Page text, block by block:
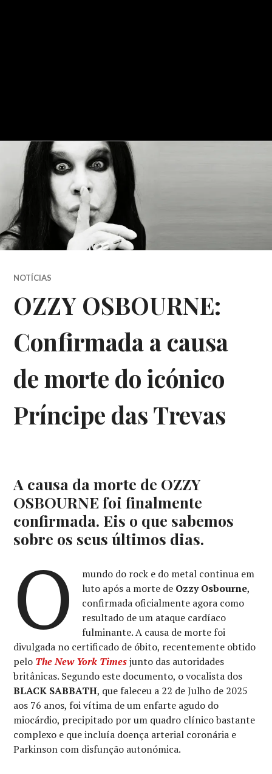
NOTÍCIAS
OZZY OSBOURNE:
Confirmada a causa
de morte do icónico
Príncipe das Trevas
A causa da morte de OZZY
OSBOURNE foi finalmente
confirmada. Eis o que sabemos
sobre os seus últimos dias.
O
mundo do rock e do metal continua em
luto após a morte de Ozzy Osbourne,
confirmada oficialmente agora como
resultado de um ataque cardíaco
fulminante. A causa de morte foi
divulgada no certificado de óbito, recentemente obtido
pelo The New York Timesjunto das autoridades
britânicas. Segundo este documento, o vocalista dos
BLACK SABBATH, que faleceu a 22 de Julho de 2025
aos 76 anos, foi vítima de um enfarte agudo do
miocárdio, precipitado por um quadro clínico bastante
complexo e que incluía doença arterial coronária e
Parkinson com disfunção autonómica.